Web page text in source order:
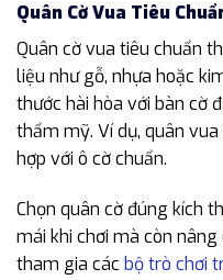
Quân Cờ Vua Tiêu
Quân cờ vua tiêu chuẩn
liệu như gỗ, nhựa hoặc
thước hài hòa với bàn cờ
thẩm mỹ. Ví dụ, quân
hợp với ô cờ chuẩn.
Chọn quân cờ đúng kích
mái khi chơi mà còn
tham gia các bộ trò chơi